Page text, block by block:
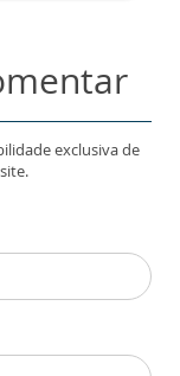
exclusiva de